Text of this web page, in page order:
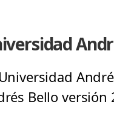
Bello versión